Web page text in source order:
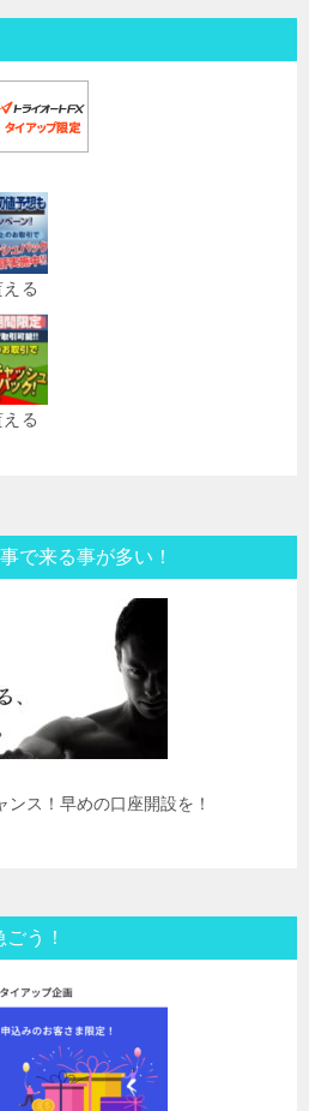
る
る
で来る事が多い！
ス！早めの口座開設を！
う！